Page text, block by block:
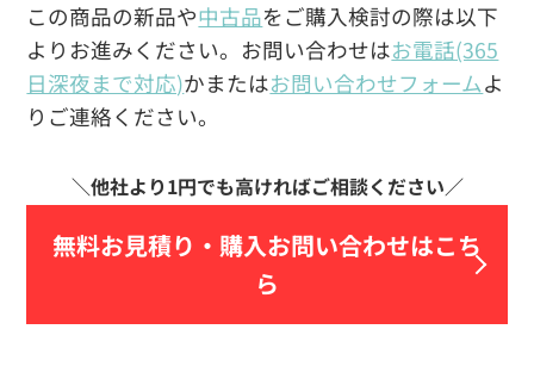
この商品の新品や中古品をご購入検討の際は以下
よりお進みください。お問い合わせはお電話(365
日深夜まで対応)かまたはお問い合わせフォームよ
りご連絡ください。
無料お見積り・ 購入お問い合わせはこち
ら